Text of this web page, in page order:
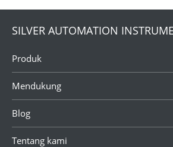
saluran. Ukuran
Antarmuka USB
Email kami
untuk harganya
saluran. Ukuran
Tanpa Grafik
thernet.
untuk
harganya.
SILVER AUTOMATION
Produk
Mendukung
Blog
Tentang kami